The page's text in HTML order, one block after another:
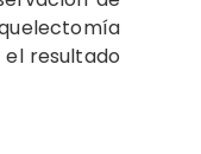
el resultado